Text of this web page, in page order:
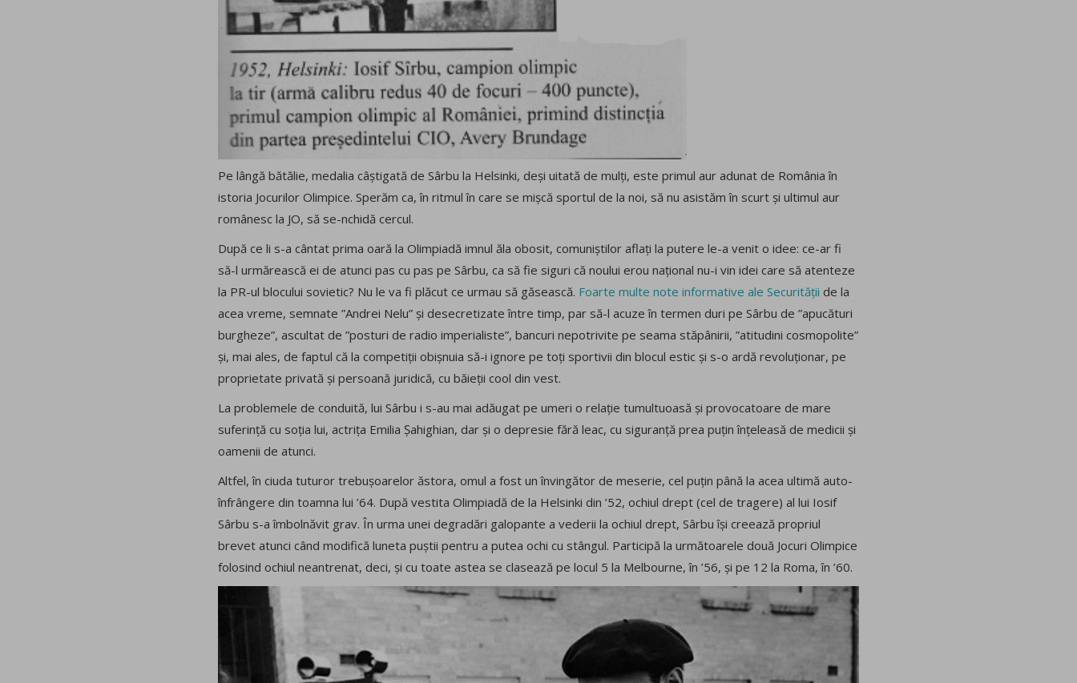
Pe lângă bătălie, medalia câștigată de Sârbu la Helsinki, deși uitată de mulți, este primul aur adunat de România în
istoria Jocurilor Olimpice. Sperăm ca, în ritmul în care se mișcă sportul de la noi, să nu asistăm în scurt și ultimul aur
românesc la JO, să se-nchidă cercul.
După ce li s-a cântat prima oară la Olimpiadă imnul ăla obosit, comuniștilor aflați la putere le-a venit o idee: ce-ar fi
să-l urmărească ei de atunci pas cu pas pe Sârbu, ca să fie siguri că noului erou național nu-i vin idei care să atenteze
la PR-ul blocului sovietic? Nu le va fi plăcut ce urmau să găsească. Foarte multe note informative ale Securității de la
acea vreme, semnate ”Andrei Nelu” și desecretizate între timp, par să-l acuze în termen duri pe Sârbu de ”apucături
burgheze”, ascultat de ”posturi de radio imperialiste”, bancuri nepotrivite pe seama stăpânirii, ”atitudini cosmopolite”
și, mai ales, de faptul că la competiții obișnuia să-i ignore pe toți sportivii din blocul estic și s-o ardă revoluționar, pe
proprietate privată și persoană juridică, cu băieții cool din vest.
La problemele de conduită, lui Sârbu i s-au mai adăugat pe umeri o relație tumultuoasă și provocatoare de mare
suferință cu soția lui, actrița Emilia Șahighian, dar și o depresie fără leac, cu siguranță prea puțin înțeleasă de medicii și
oamenii de atunci.
Altfel, în ciuda tuturor trebușoarelor ăstora, omul a fost un învingător de meserie, cel puțin până la acea ultimă auto-
înfrângere din toamna lui ’64. După vestita Olimpiadă de la Helsinki din ’52, ochiul drept (cel de tragere) al lui Iosif
Sârbu s-a îmbolnăvit grav. În urma unei degradări galopante a vederii la ochiul drept, Sârbu își creează propriul
brevet atunci când modifică luneta puștii pentru a putea ochi cu stângul. Participă la următoarele două Jocuri Olimpice
folosind ochiul neantrenat, deci, și cu toate astea se clasează pe locul 5 la Melbourne, în ’56, și pe 12 la Roma, în ’60.